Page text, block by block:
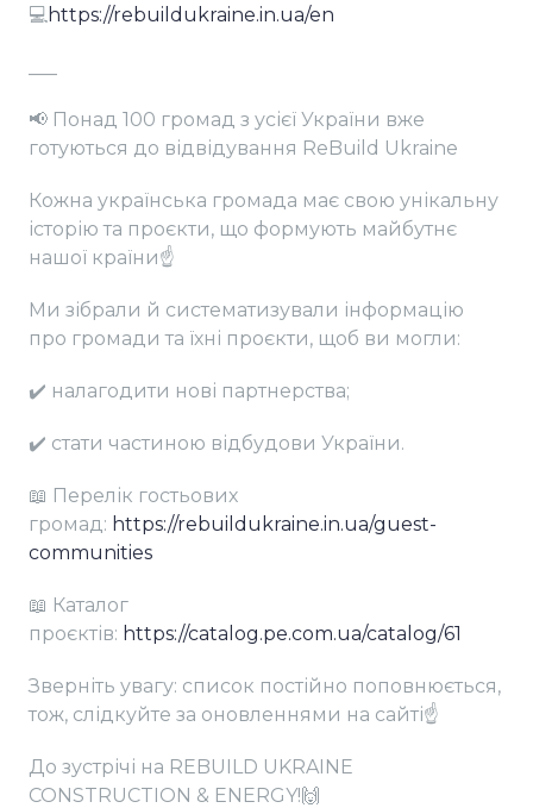
💻 https://rebuildukraine.in.ua/en
📢 Понад 100 громад з усієї України вже
готуються до відвідування ReBuild Ukraine
Кожна українська громада має свою унікальну
історію та проєкти, що формують майбутнє
нашої країни☝
Ми зібрали й систематизували інформацію
про громади та їхні проєкти, щоб ви могли:
✔️ налагодити нові партнерства;
✔️ стати частиною відбудови України.
📖 Перелік гостьових
громад: https://rebuildukraine.in.ua/guest-
communities
📖 Каталог
проєктів: https://catalog.pe.com.ua/catalog/61
Зверніть увагу: список постійно поповнюється,
тож, слідкуйте за оновленнями на сайті☝
До зустрічі на REBUILD UKRAINE
CONSTRUCTION & ENERGY!🙌